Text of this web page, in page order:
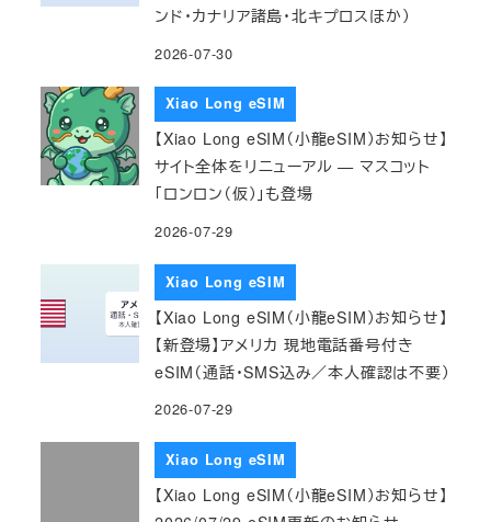
ンド・カナリア諸島・北キプロスほか）
2026-07-30
Xiao Long eSIM
【Xiao Long eSIM（小龍eSIM）お知らせ】
サイト全体をリニューアル — マスコット
「ロンロン（仮）」も登場
2026-07-29
Xiao Long eSIM
【Xiao Long eSIM（小龍eSIM）お知らせ】
【新登場】アメリカ 現地電話番号付き
eSIM（通話・SMS込み／本人確認は不要）
2026-07-29
Xiao Long eSIM
【Xiao Long eSIM（小龍eSIM）お知らせ】